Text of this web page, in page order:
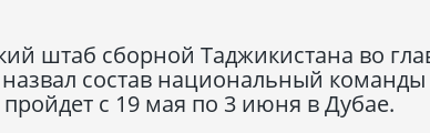
штаб сборной Таджикистана во
состав национальный
с 19 мая по 3 июня в Дубае.